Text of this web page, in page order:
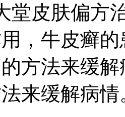
堂皮肤偏方
，牛皮癣
方法来缓
来缓解病情